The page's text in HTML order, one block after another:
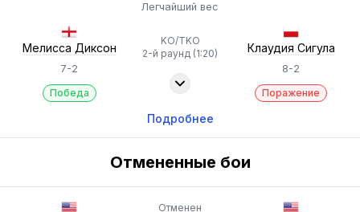
Легчайший вес
Мелисса Диксон
7-2
Победа
KO/TKO
2-й раунд (1:20)
Клаудия Сигула
8-2
Поражение
Подробнее
Отмененные бои
Отменен